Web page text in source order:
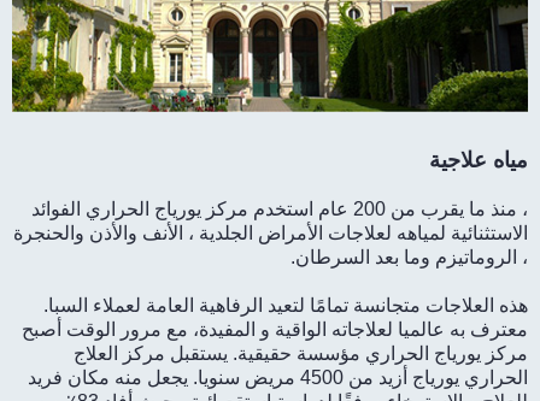
مياه علاجية
، منذ ما يقرب من 200 عام استخدم مركز يورياج الحراري الفوائد
الاستثنائية لمياهه لعلاجات الأمراض الجلدية ، الأنف والأذن والحنجرة
، الروماتيزم وما بعد السرطان.
هذه العلاجات متجانسة تمامًا لتعيد الرفاهية العامة لعملاء السبا.
معترف به عالميا لعلاجاته الواقية و المفيدة، مع مرور الوقت أصبح
مركز يورياج الحراري مؤسسة حقيقية. يستقبل مركز العلاج
الحراري يورياج أزيد من 4500 مريض سنويا. يجعل منه مكان فريد